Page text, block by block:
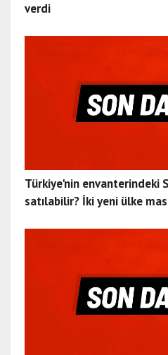
verdi
Türkiye'nin envanterindeki
satılabilir? İki yeni ülke